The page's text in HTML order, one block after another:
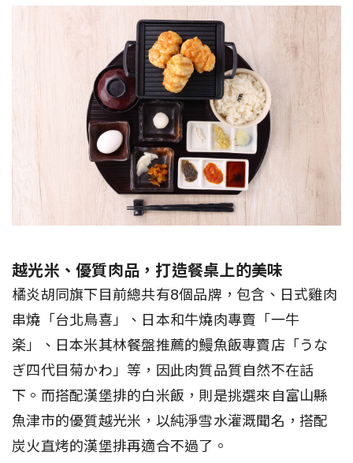
越光米、優質肉品，打造餐桌上的美味
橘炎胡同旗下目前總共有8個品牌，包含、日式雞肉
串燒「台北鳥喜」、日本和牛燒肉專賣「一牛
楽」、日本米其林餐盤推薦的鰻魚飯專賣店「うな
ぎ四代目菊かわ」等，因此肉質品質自然不在話
下。而搭配漢堡排的白米飯，則是挑選來自富山縣
魚津市的優質越光米，以純淨雪水灌溉聞名，搭配
炭火直烤的漢堡排再適合不過了。